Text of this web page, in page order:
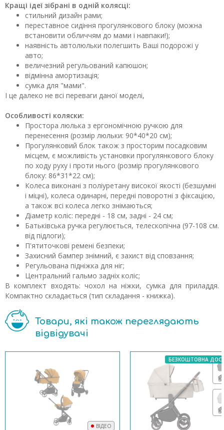
Кращі ідеї зібрані в одній колясці:
стильний дизайн рами;
переставное сидіння прогулянкового блоку (можна
встановити обличчям до мами і навпаки!);
наявність автолюльки полегшить Ваші подорожі у
авто;
величезний регульований капюшон;
відмінна амортизація;
сумка для "мами".
І це далеко не всі переваги даної моделі,
Особливості коляски:
Простора люлька з ергономічною ручкою для
перенесення (розмір люльки: 90*40*20 см);
Прогулянковий блок також з просторим посадковим
місцем, є можливість установки прогулянкового блоку
по ходу руху і проти нього (розмір прогулянкового
блоку: 86*31*22 см);
Колеса виконані з поліуретану високої якості (безшумні
і міцні), колеса одинарні, передні поворотні з фіксацією,
а також всі колеса легко знімаються;
Діаметр коліс: передні - 18 см, задні - 24 см;
Батьківська ручка регулюється, телескопічна (97-108 см.
від підлоги);
П'ятиточкові ремені безпеки;
Захисний бампер знімний, є захист від сповзання;
Регульована підніжка для ніг;
Центральний гальмо задніх коліс;
В комплект входять: чохол на ніжки, сумка для приладдя.
Компактно складається (тип складання - книжка).
Товари, які також переглядають
відвідувачі
ВІДЕО
БЕЗКОШТОВНА